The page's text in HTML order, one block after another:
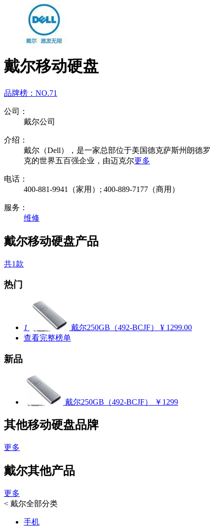
戴尔移动硬盘
品牌榜： NO.71
公司：
戴尔公司
介绍：
戴尔（Dell），是一家总部位于美国德克萨斯州朗德罗
克的世界五百强企业，由迈克尔更多
电话：
400-881-9941（家用）; 400-889-7177（商用）
服务：
维修
戴尔移动硬盘产品
共1款
热门
1 戴尔250GB（492-BCJF）
¥ 1299.00
查看完整榜单
新品
戴尔250GB（492-BCJF） ￥1299
其他移动硬盘品牌
更多
戴尔其他产品
更多
< 戴尔全部分类
手机